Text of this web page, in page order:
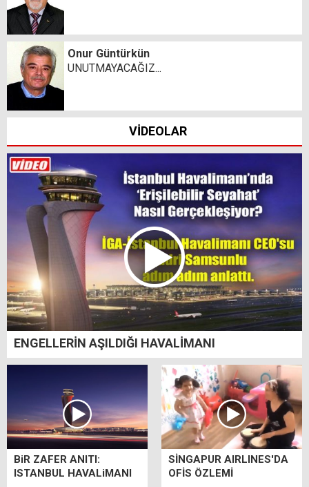
Onur Güntürkün
UNUTMAYACAĞIZ...
VİDEOLAR
ENGELLERİN AŞILDIĞI HAVALİMANI
BiR ZAFER ANITI:
ISTANBUL HAVALiMANI
SİNGAPUR AIRLINES'DA
OFİS ÖZLEMİ